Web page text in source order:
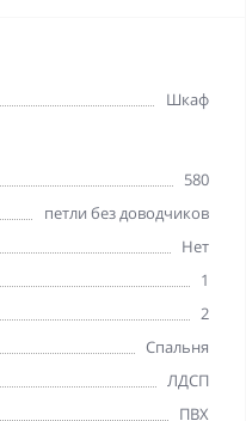
Шкаф
580
петли без доводчиков
Нет
1
2
Спальня
ЛДСП
ПВХ